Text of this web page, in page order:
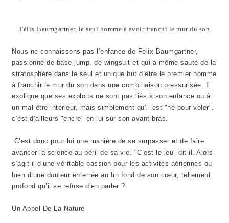
Félix Baumgartner, le seul homme à avoir franchi le mur du son
Nous ne connaissons pas l’enfance de Felix Baumgartner,
passionné de base-jump, de wingsuit et qui a même sauté de la
stratosphère dans le seul et unique but d’être le premier homme
à franchir le mur du son dans une combinaison pressurisée. Il
explique que ses exploits ne sont pas liés à son enfance ou à
un mal être intérieur, mais simplement qu’il est "né pour voler",
c’est d’ailleurs "encré" en lui sur son avant-bras.
C’est donc pour lui une manière de se surpasser et de faire
avancer la science au péril de sa vie. "C’est le jeu" dit-il. Alors
s’agit-il d’une véritable passion pour les activités aériennes ou
bien d’une douleur enterrée au fin fond de son cœur, tellement
profond qu’il se refuse d’en parler ?
Un Appel De La Nature